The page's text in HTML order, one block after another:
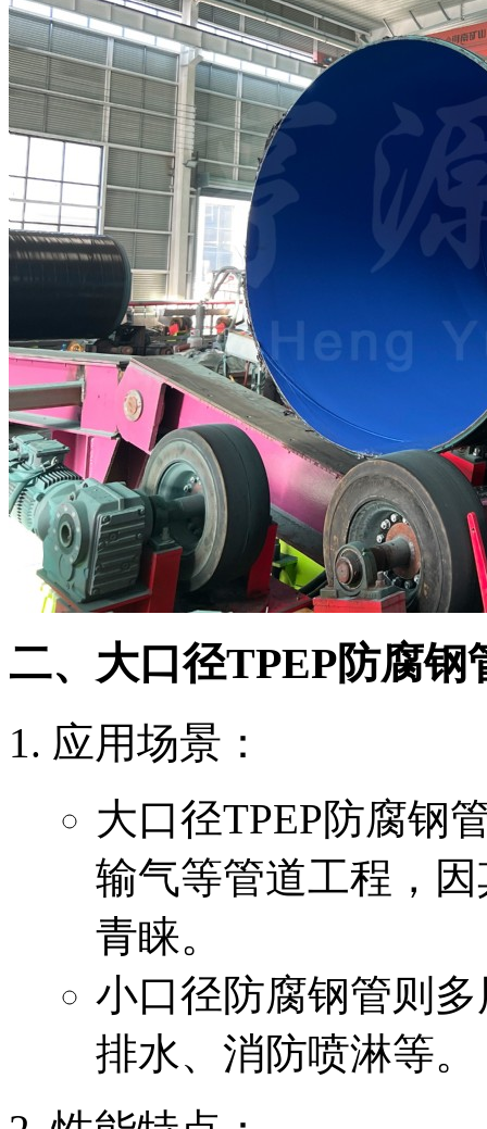
二、大口径TPEP防腐
‌应用场景‌：
大口径TPEP防腐钢
输气等管道工程，
青睐。
小口径防腐钢管则
排水、消防喷淋等。